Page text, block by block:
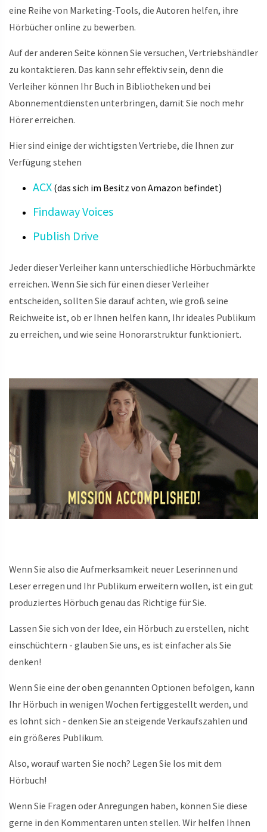
eine Reihe von Marketing-Tools, die Autoren helfen, ihre
Hörbücher online zu bewerben.
Auf der anderen Seite können Sie versuchen, Vertriebshändler
zu kontaktieren. Das kann sehr effektiv sein, denn die
Verleiher können Ihr Buch in Bibliotheken und bei
Abonnementdiensten unterbringen, damit Sie noch mehr
Hörer erreichen.
Hier sind einige der wichtigsten Vertriebe, die Ihnen zur
Verfügung stehen
ACX (das sich im Besitz von Amazon befindet)
Findaway Voices
Publish Drive
Jeder dieser Verleiher kann unterschiedliche Hörbuchmärkte
erreichen. Wenn Sie sich für einen dieser Verleiher
entscheiden, sollten Sie darauf achten, wie groß seine
Reichweite ist, ob er Ihnen helfen kann, Ihr ideales Publikum
zu erreichen, und wie seine Honorarstruktur funktioniert.
Wenn Sie also die Aufmerksamkeit neuer Leserinnen und
Leser erregen und Ihr Publikum erweitern wollen, ist ein gut
produziertes Hörbuch genau das Richtige für Sie.
Lassen Sie sich von der Idee, ein Hörbuch zu erstellen, nicht
einschüchtern - glauben Sie uns, es ist einfacher als Sie
denken!
Wenn Sie eine der oben genannten Optionen befolgen, kann
Ihr Hörbuch in wenigen Wochen fertiggestellt werden, und
es lohnt sich - denken Sie an steigende Verkaufszahlen und
ein größeres Publikum.
Also, worauf warten Sie noch? Legen Sie los mit dem
Hörbuch!
Wenn Sie Fragen oder Anregungen haben, können Sie diese
gerne in den Kommentaren unten stellen. Wir helfen Ihnen